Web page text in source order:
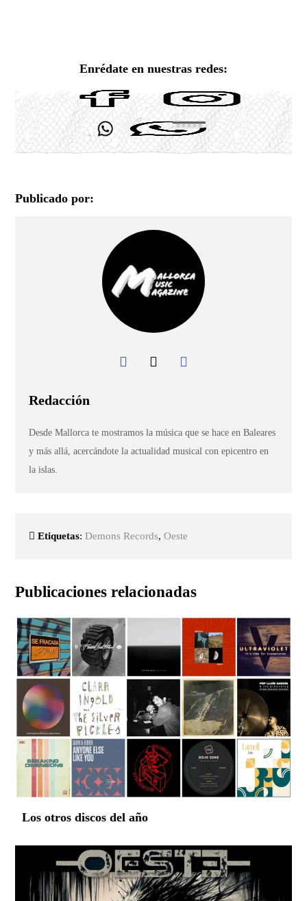
Enrédate en nuestras redes:
Publicado por:
Redacción
Desde Mallorca te mostramos la música que se hace en Baleares
y más allá, acercándote la actualidad musical con epicentro en
la islas.
Etiquetas:Demons Records,Oeste
Publicaciones relacionadas
Los otros discos del año